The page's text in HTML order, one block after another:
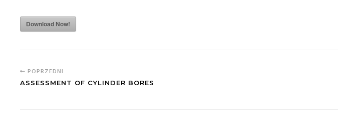
Download Now!
POPRZEDNI
ASSESSMENT OF CYLINDER BORES